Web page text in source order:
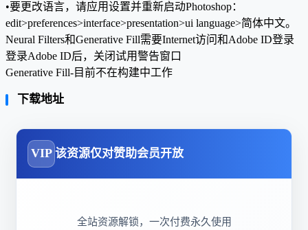
•要更改语言，请应用设置并重新启动Photoshop：
edit>preferences>interface>presentation>ui language>简体中文。
Neural Filters和Generative Fill需要Internet访问和Adobe ID登录
登录Adobe ID后，关闭试用警告窗口
Generative Fill-目前不在构建中工作
下载地址
VIP 该资源仅对赞助会员开放
全站资源解锁，一次付费永久使用